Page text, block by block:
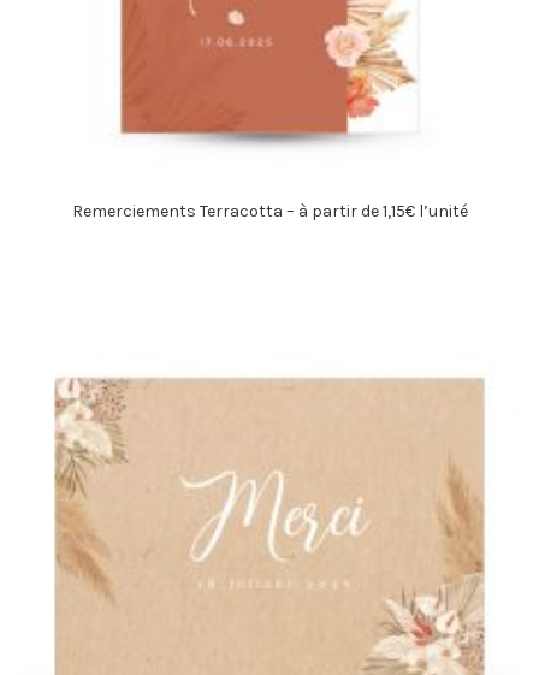
Remerciements Terracotta – à partir de 1,15€ l’unité